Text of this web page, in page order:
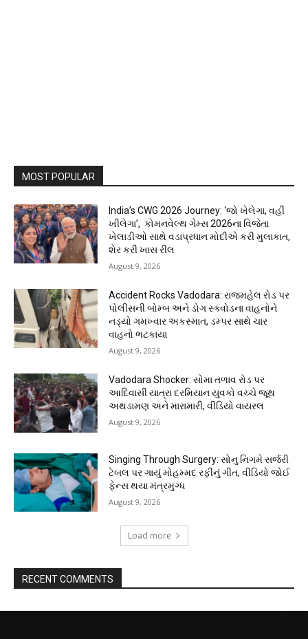
MOST POPULAR
India’s CWG 2026 Journey: ‘જો ખેલેગા, વહીં
ખીલેગા’, કોમનવેલ્થ ગેમ્સ 2026ના વિજેતા
ખેલાડીઓ સાથે વડાપ્રધાન મોદીએ કરી મુલાકાત,
શેર કરી ખાસ રીલ
August 9, 2026
Accident Rocks Vadodara: રાજમહેલ રોડ પર
પોલીસની બોમ્બ અને ડોગ સ્ક્વોડના વાહનોને
નડ્યો ગમખ્વાર અકસ્માત, ડમ્પર સાથે ચાર
વાહનો ભટકાયા
August 9, 2026
Vadodara Shocker: સોમા તળાવ રોડ પર
આદિવાસી યાત્રા દરમિયાન યુવકો વચ્ચે જૂથ
અથડામણ અને મારામારી, વીડિયો વાયરલ
August 9, 2026
Singing Through Surgery: સોનુ નિગમે સર્જરી
ટેબલ પર ગાયું મોહમ્મદ રફીનું ગીત, વીડિયો જોઈ
ફેન્સ થયા મંત્રમુગ્ધ
August 9, 2026
Load more
RECENT COMMENTS